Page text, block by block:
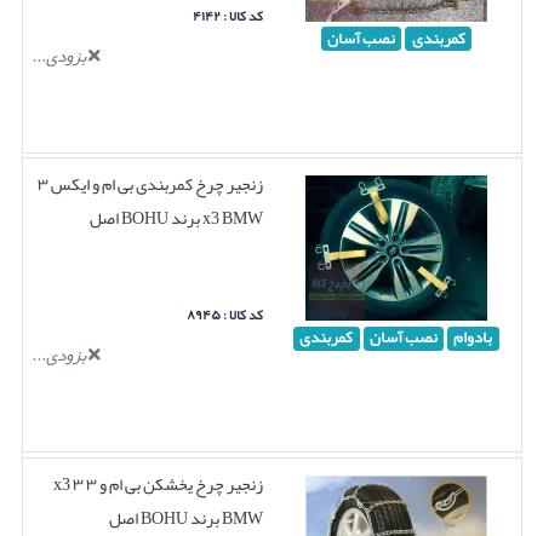
کمربندی نصب آسان
کد کالا : ۴۱۴۲
بزودی...
بادوام نصب آسان کمربندی
زنجیر چرخ کمربندی بی ام و ایکس ۳
x3 BMW برند BOHU اصل
کد کالا : ۸۹۴۵
بزودی...
زنجیر چرخ یخشکن بی ام و ۳ ۳ x3
BMW برند BOHU اصل